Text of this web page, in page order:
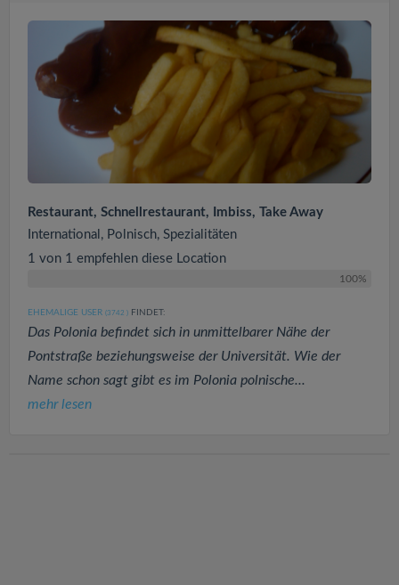
Restaurant, Schnellrestaurant, Imbiss, Take Away
International, Polnisch, Spezialitäten
1 von 1 empfehlen diese Location
100%
EHEMALIGE USER (3742 ) FINDET:
Das Polonia befindet sich in unmittelbarer Nähe der
Pontstraße beziehungsweise der Universität. Wie der
Name schon sagt gibt es im Polonia polnische...
mehr lesen